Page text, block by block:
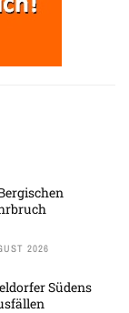
2026
Südens